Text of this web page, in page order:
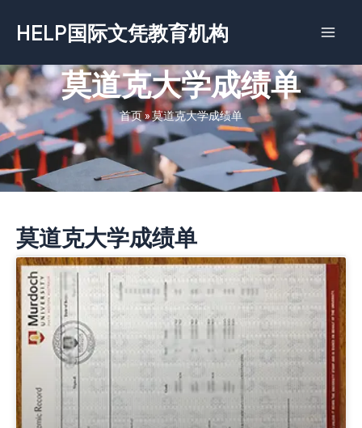
容
HELP国际文凭教育机构
莫道克大学成绩单
首页»莫道克大学成绩单
莫道克大学成绩单